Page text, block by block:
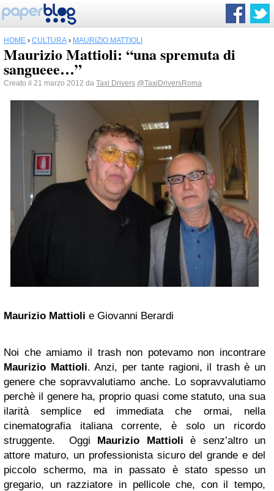
HOME › CULTURA › MAURIZIO MATTIOLI
Maurizio Mattioli: “una spremuta di
sangueee…”
Creato il 21 marzo 2012 da Taxi Drivers @TaxiDriversRoma
Maurizio Mattioli e Giovanni Berardi
Noi che amiamo il trash non potevamo non incontrare
Maurizio Mattioli. Anzi, per tante ragioni, il trash è un
genere che sopravvalutiamo anche. Lo sopravvalutiamo
perchè il genere ha, proprio quasi come statuto, una sua
ilarità semplice ed immediata che ormai, nella
cinematografia italiana corrente, è solo un ricordo
struggente. Oggi Maurizio Mattioli è senz’altro un
attore maturo, un professionista sicuro del grande e del
piccolo schermo, ma in passato è stato spesso un
gregario, un razziatore in pellicole che, con il tempo,